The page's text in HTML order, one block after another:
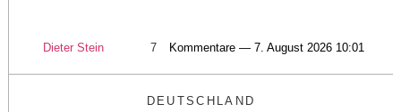
Dieter Stein 7 Kommentare — 7. August 2026 10:01
DEUTSCHLAND